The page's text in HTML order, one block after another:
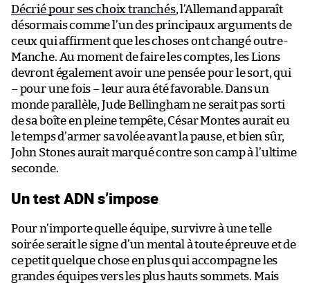
Décrié pour ses choix tranchés, l’Allemand apparaît
désormais comme l’un des principaux arguments de
ceux qui affirment que les choses ont changé outre-
Manche. Au moment de faire les comptes, les Lions
devront également avoir une pensée pour le sort, qui
– pour une fois – leur aura été favorable. Dans un
monde parallèle, Jude Bellingham ne serait pas sorti
de sa boîte en pleine tempête, César Montes aurait eu
le temps d’armer sa volée avant la pause, et bien sûr,
John Stones aurait marqué contre son camp à l’ultime
seconde.
Un test ADN s’impose
Pour n’importe quelle équipe, survivre à une telle
soirée serait le signe d’un mental à toute épreuve et de
ce petit quelque chose en plus qui accompagne les
grandes équipes vers les plus hauts sommets. Mais